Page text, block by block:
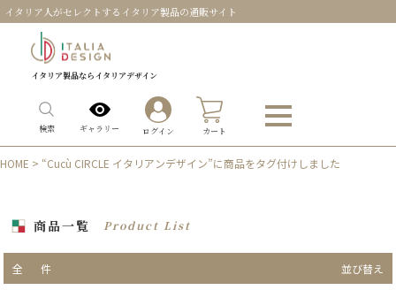
イタリア人がセレクトするイタリア製品の通販サイト
イタリア製品ならイタリアデザイン
検索 ギャラリー ログイン カート
HOME > “Cucù CIRCLE イタリアンデザイン”に商品をタグ付けしました
商品一覧 Product List
全 件 並び替え